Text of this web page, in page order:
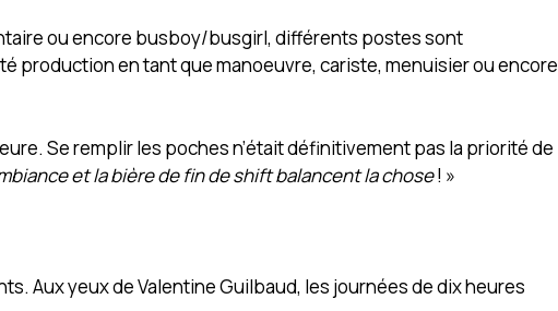
ou encore busboy/busgirl, différents postes sont
production en tant que manoeuvre, cariste, menuisier ou encore
Se remplir les poches n’était définitivement pas la priorité de
et la bière de fin de shift balancent la chose! »
Aux yeux de Valentine Guilbaud, les journées de dix heures